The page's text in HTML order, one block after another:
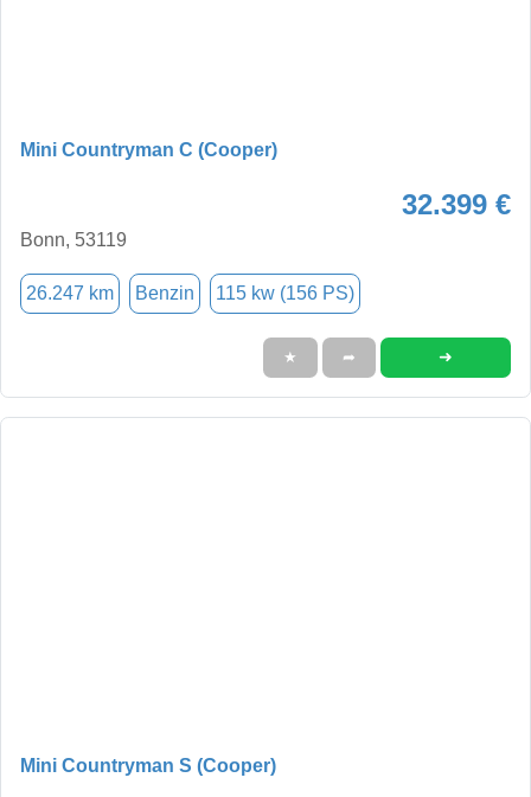
Mini Countryman C (Cooper)
32.399 €
Bonn, 53119
26.247 km Benzin 115 kw (156 PS)
★ ➦ ➜
Mini Countryman S (Cooper)